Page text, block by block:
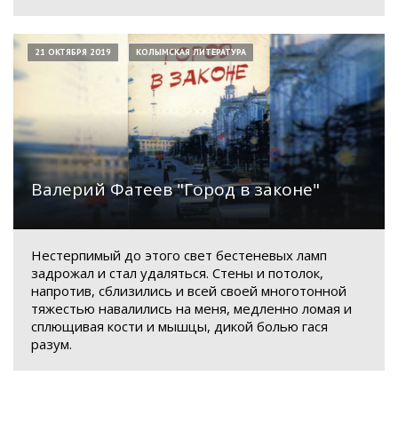
Валерий Фатеев "Город в законе"
21 ОКТЯБРЯ 2019 КОЛЫМСКАЯ ЛИТЕРАТУРА
Нестерпимый до этого свет бестеневых ламп
задрожал и стал удаляться. Стены и потолок,
напротив, сблизились и всей своей многотонной
тяжестью навалились на меня, медленно ломая и
сплющивая кости и мышцы, дикой болью гася
разум.